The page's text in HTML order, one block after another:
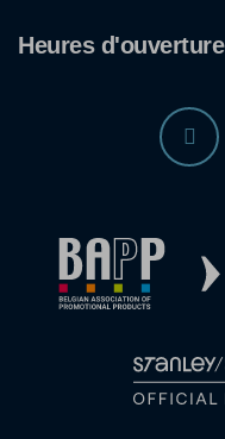
Heures d'ouverture